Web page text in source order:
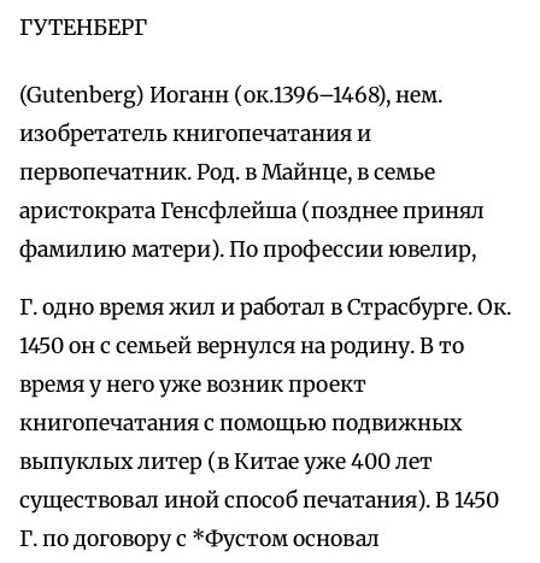
ГУТЕНБЕРГ
(Gutenberg) Иоганн (ок.1396–1468), нем.
изобретатель книгопечатания и
первопечатник. Род. в Майнце, в семье
аристократа Генсфлейша (позднее принял
фамилию матери). По профессии ювелир,
Г. одно время жил и работал в Страсбурге. Ок.
1450 он с семьей вернулся на родину. В то
время у него уже возник проект
книгопечатания с помощью подвижных
выпуклых литер (в Китае уже 400 лет
существовал иной способ печатания). В 1450
Г. по договору с *Фустом основал